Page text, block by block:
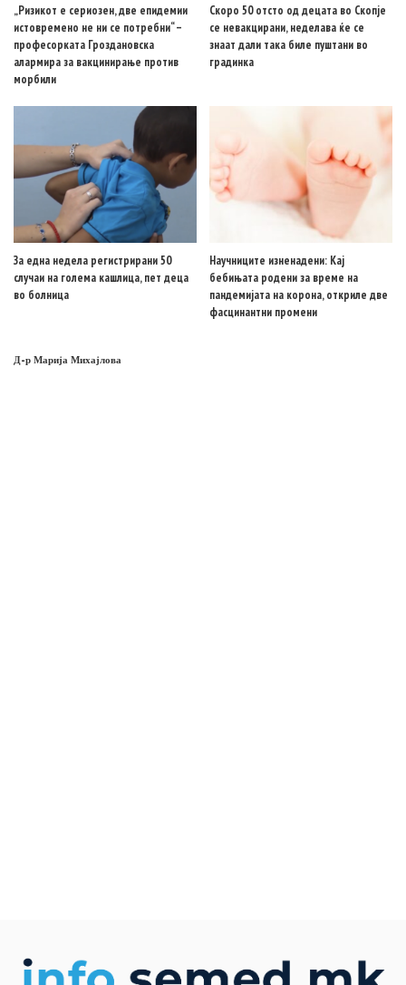
„Ризикот е сериозен, две епидемии
истовремено не ни се потребни“ –
професорката Гроздановска
алармира за вакцинирање против
морбили
Скоро 50 отсто од децата во Скопје
се невакцирани, неделава ќе се
знаат дали така биле пуштани во
градинка
За една недела регистрирани 50
случаи на голема кашлица, пет деца
во болница
Научниците изненадени: Кај
бебињата родени за време на
пандемијата на корона, откриле две
фасцинантни промени
Д-р Марија Михајлова